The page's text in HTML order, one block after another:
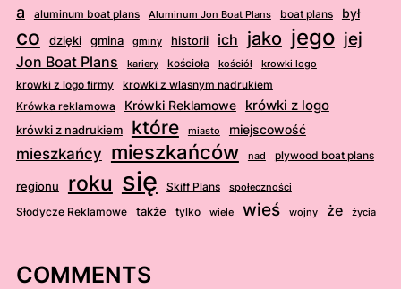
a aluminum boat plans Aluminum Jon Boat Plans boat plans był
co dzięki gmina gminy historii ich jako jego jej
Jon Boat Plans kariery kościoła kościół krowki logo
krowki z logo firmy
krowki z wlasnym nadrukiem
Krówka reklamowa
Krówki Reklamowe krówki z logo
krówki z nadrukiem które miasto miejscowość
mieszkańcy mieszkańców nad plywood boat plans
regionu roku się Skiff Plans społeczności
Słodycze Reklamowe także tylko wiele wieś wojny że życia
COMMENTS